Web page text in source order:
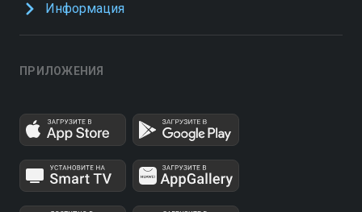
Информация
ПРИЛОЖЕНИЯ